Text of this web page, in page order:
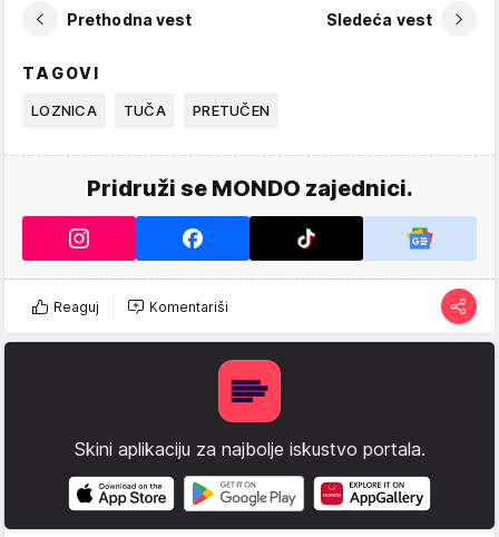
Prethodna vest Sledeća vest
TAGOVI
LOZNICA TUČA PRETUČEN
Pridruži se MONDO zajednici.
Reaguj Komentariši
Skini aplikaciju za najbolje iskustvo portala.